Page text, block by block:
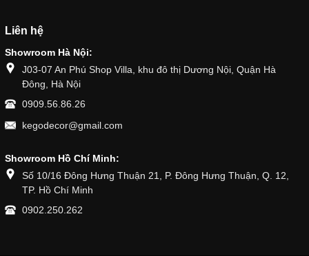
Liên hệ
Showroom Hà Nội:
J03-07 An Phú Shop Villa, khu đô thị Dương Nội, Quận Hà
Đông, Hà Nội
0909.56.86.26
kegodecor@gmail.com
Showroom Hồ Chí Minh:
Số 10/16 Đông Hưng Thuận 21, P. Đông Hưng Thuận, Q. 12,
TP. Hồ Chí Minh
0902.250.262